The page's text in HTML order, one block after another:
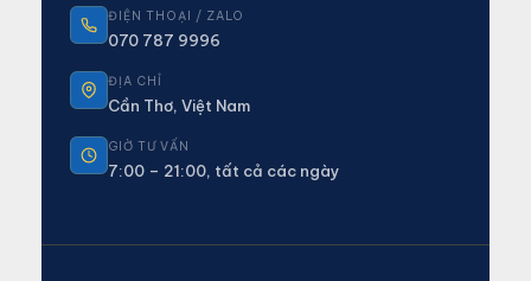
ĐIỆN THOẠI / ZALO
070 787 9996
ĐỊA CHỈ
Cần Thơ, Việt Nam
GIỜ TƯ VẤN
7:00 – 21:00, tất cả các ngày